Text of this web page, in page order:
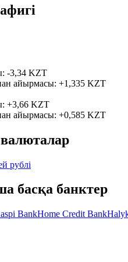
: -3,34 KZT
айырмасы: +1,335 KZT
: +3,66 KZT
айырмасы: +0,585 KZT
рублі
басқа банктер
BankHome Credit Bank